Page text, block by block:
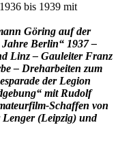
bis 1939 mit
Göring auf der
Jahre Berlin“ 1937 –
Linz – Gauleiter Franz
– Dreharbeiten zum
der Legion
mit Rudolf
Schaffen von
(Leipzig) und